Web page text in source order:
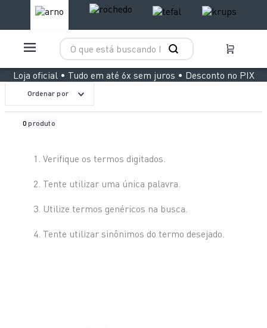
O que está buscando hoje?
Loja oficial • Tudo em até 6x sem juros • Desconto no PIX
Ordenar por
0produto
Verifique os termos digitados.
Tente utilizar uma única palavra.
Utilize termos genéricos na busca.
Tente utilizar sinônimos do termo desejado.
TERMOS MAIS BUSCADOS
º
2º
clipso vermelha
air fryer arno easy fry extra superfície
7º
rochedo natural stone
8º
vaporizador pure pop